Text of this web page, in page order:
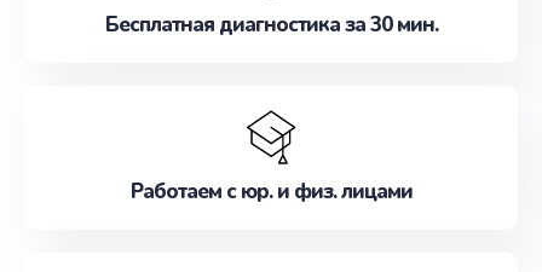
Бесплатная диагностика за 30 мин.
Работаем с юр. и физ. лицами